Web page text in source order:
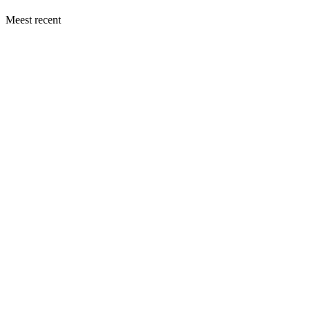
Meest recent